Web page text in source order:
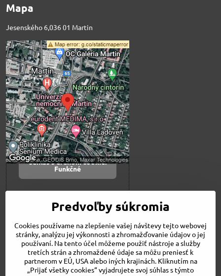
Mapa
Jesenského 6,036 01 Martin
Externý obsah je
blokovaný Voľbami
súkromia
Prajete si načítať externý obsah?
Povoliť tentokrát
Povoliť a zapamätať -
súhlas s druhom cookie:
Funkčné
Otvoriť obsah v novom okne
Novinky
Niečo o nás
Naša ponuka
Veľkostné tabuľky
Obchodné podmienky
Predvoľby súkromia
Cookies používame na zlepšenie vašej návštevy tejto webovej
stránky, analýzu jej výkonnosti a zhromažďovanie údajov o jej
používaní. Na tento účel môžeme použiť nástroje a služby
tretích strán a zhromaždené údaje sa môžu preniesť k
partnerom v EÚ, USA alebo iných krajinách. Kliknutím na
„Prijať všetky cookies“ vyjadrujete svoj súhlas s týmto